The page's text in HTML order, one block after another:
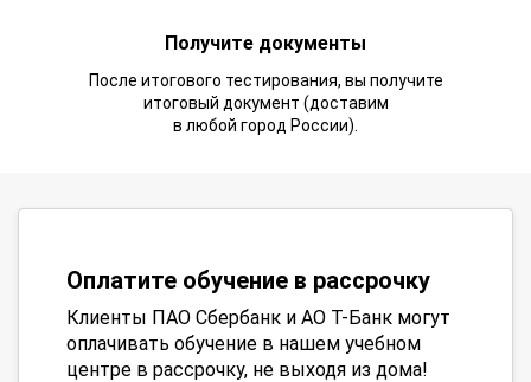
Получите документы
После итогового тестирования, вы получите
итоговый документ (доставим
в любой город России).
Оплатите обучение в рассрочку
Клиенты ПАО Сбербанк и АО Т-Банк могут
оплачивать обучение в нашем учебном
центре в рассрочку, не выходя из дома!